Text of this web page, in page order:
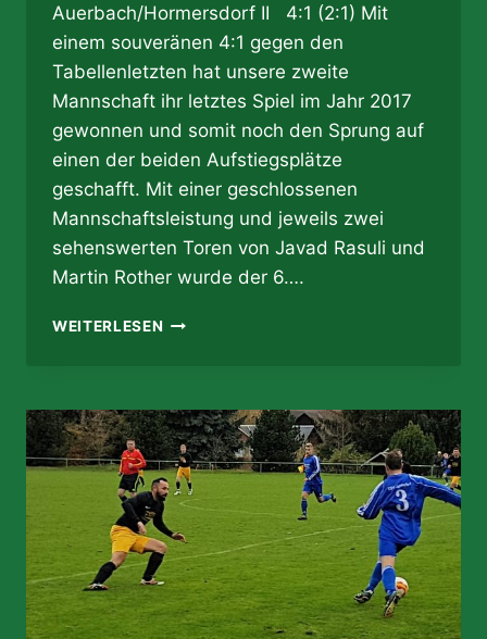
Auerbach/Hormersdorf II 4:1 (2:1) Mit
einem souveränen 4:1 gegen den
Tabellenletzten hat unsere zweite
Mannschaft ihr letztes Spiel im Jahr 2017
gewonnen und somit noch den Sprung auf
einen der beiden Aufstiegsplätze
geschafft. Mit einer geschlossenen
Mannschaftsleistung und jeweils zwei
sehenswerten Toren von Javad Rasuli und
Martin Rother wurde der 6….
WEITERLESEN05.11.2017
ZWEITE
MANNSCHAFT
ÜBERWINTERT
AUF
AUFSTIEGSPLATZ